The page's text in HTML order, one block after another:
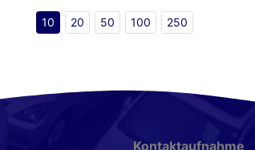
10 20 50 100 250
Kontaktaufnahme